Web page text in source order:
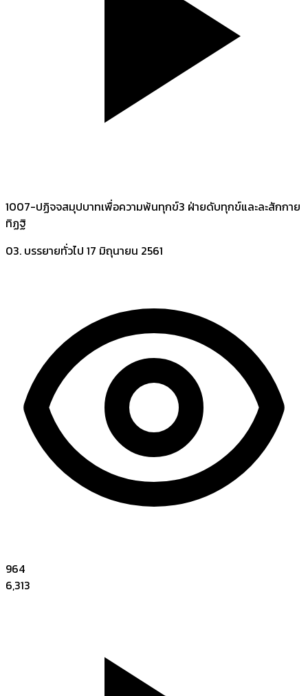
1007-ปฏิจจสมุปบาทเพื่อความพ้นทุกข์3 ฝ่ายดับทุกข์และละสักกาย
ทิฏฐิ
03. บรรยายทั่วไป 17 มิถุนายน 2561
964
6,313